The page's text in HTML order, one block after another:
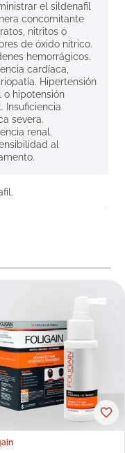
el sildenafil
concomitante
nitritos o
de óxido nítrico.
hemorrágicos.
cardíaca,
Hipertensión
o hipotensión
Insuficiencia
severa.
renal.
al